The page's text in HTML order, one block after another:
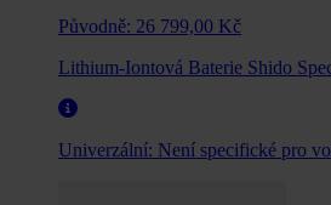
Původně: 26 799,00 Kč
Lithium-Iontová Baterie Shido
Univerzální: Není specifické pro